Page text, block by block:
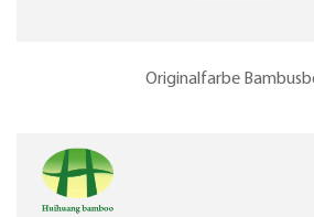
Originalfarbe